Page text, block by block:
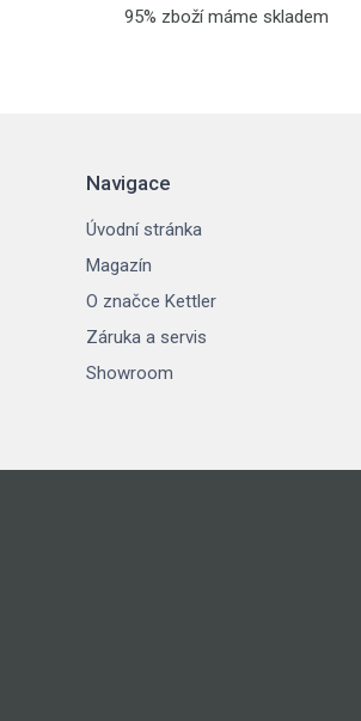
95% zboží máme skladem
Navigace
Úvodní stránka
Magazín
O značce Kettler
Záruka a servis
Showroom